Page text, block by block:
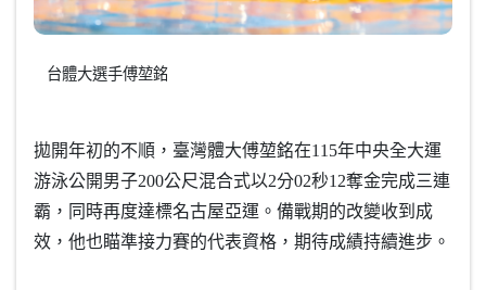
台體大選手傅堃銘
拋開年初的不順，臺灣體大傅堃銘在115年中央全大運
游泳公開男子200公尺混合式以2分02秒12奪金完成三連
霸，同時再度達標名古屋亞運。備戰期的改變收到成
效，他也瞄準接力賽的代表資格，期待成績持續進步。